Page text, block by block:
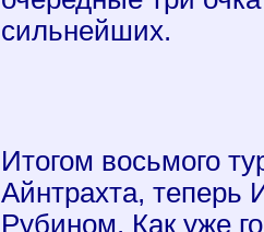
сильнейших.
Итогом восьмого
Айнтрахта, теперь
Рубином. Как уже